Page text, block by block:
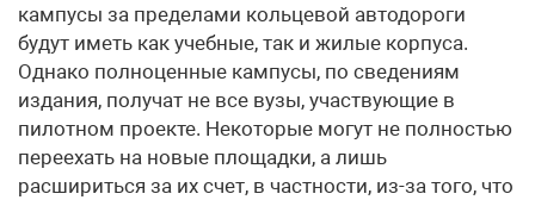
кампусы за пределами кольцевой автодороги
будут иметь как учебные, так и жилые корпуса.
Однако полноценные кампусы, по сведениям
издания, получат не все вузы, участвующие в
пилотном проекте. Некоторые могут не полностью
переехать на новые площадки, а лишь
расшириться за их счет, в частности, из-за того, что